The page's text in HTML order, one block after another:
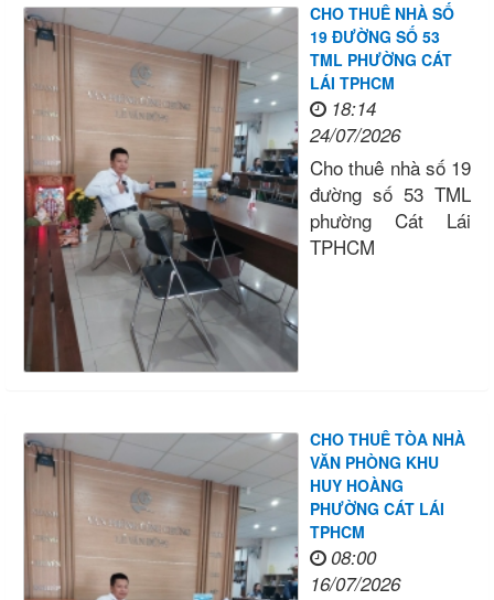
CHO THUÊ NHÀ SỐ
19 ĐƯỜNG SỐ 53
TML PHƯỜNG CÁT
LÁI TPHCM
18:14
24/07/2026
Cho thuê nhà số 19
đường số 53 TML
phường Cát Lái
TPHCM
CHO THUÊ TÒA NHÀ
VĂN PHÒNG KHU
HUY HOÀNG
PHƯỜNG CÁT LÁI
TPHCM
08:00
16/07/2026